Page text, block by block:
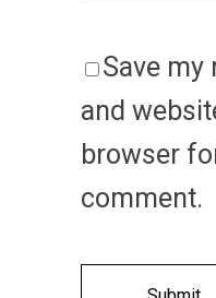
Save my
and
browser
comment.